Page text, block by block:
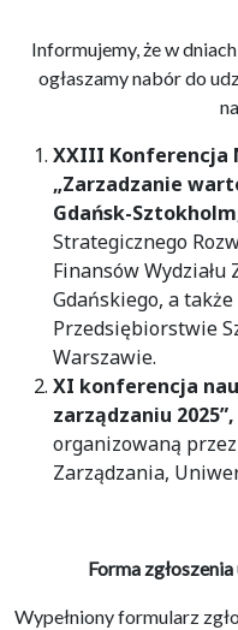
Informujemy, że w
ogłaszamy nabór do
XXIII Konferencja
„Zarzadzanie
Gdańsk-
Strategicznego
Finansów
Gdańskiego, a
Przedsiębiorstwie
Warszawie.
XI konferencja
zarządzaniu 2025”,
organizowaną
Zarządzania,
Forma
Wypełniony formularz